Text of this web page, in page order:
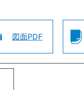
図面PDF